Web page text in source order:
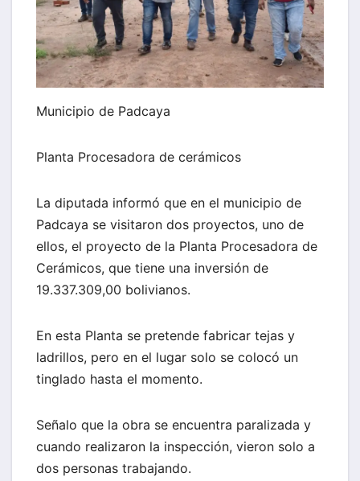
Municipio de Padcaya
Planta Procesadora de cerámicos
La diputada informó que en el municipio de
Padcaya se visitaron dos proyectos, uno de
ellos, el proyecto de la Planta Procesadora de
Cerámicos, que tiene una inversión de
19.337.309,00 bolivianos.
En esta Planta se pretende fabricar tejas y
ladrillos, pero en el lugar solo se colocó un
tinglado hasta el momento.
Señalo que la obra se encuentra paralizada y
cuando realizaron la inspección, vieron solo a
dos personas trabajando.